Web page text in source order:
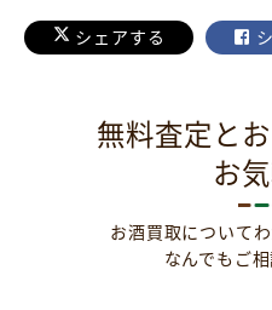
シェアする
無料査定と
お
お酒買取について
なんでもご相